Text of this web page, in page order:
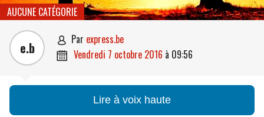
AUCUNE CATÉGORIE
e.b  par express.be
 vendredi 7 octobre 2016 à 09:56
Lire à voix haute